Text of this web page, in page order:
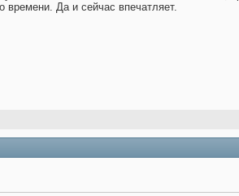
времени. Да и сейчас впечатляет.